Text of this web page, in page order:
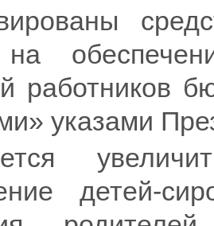
работников
указами
детей-